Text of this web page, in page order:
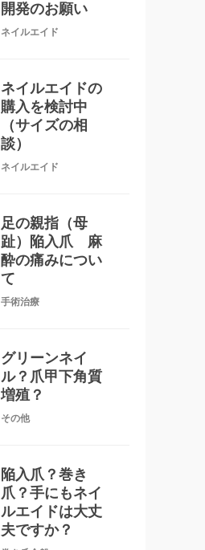
開発のお願い
ネイルエイド
ネイルエイドの
購入を検討中
（サイズの相
談）
ネイルエイド
足の親指（母
趾）陥入爪 麻
酔の痛みについ
て
手術治療
グリーンネイ
ル？爪甲下角質
増殖？
その他
陥入爪？巻き
爪？手にもネイ
ルエイドは大丈
夫ですか？